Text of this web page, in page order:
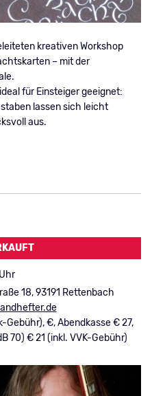
kreativen Workshop
– mit der
für Einsteiger geeignet:
lassen sich leicht
aus.
18, 93191 Rettenbach
Gebühr), €, Abendkasse € 27,
70) € 21 (inkl. VVK-Gebühr)